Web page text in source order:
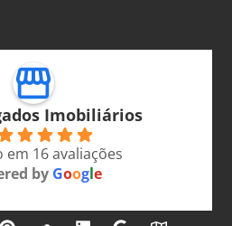
Imobiliários
em 16 avaliações
by Google